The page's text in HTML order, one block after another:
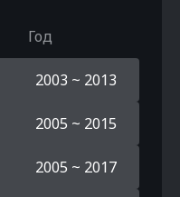
Год
2003 ~ 2013
2005 ~ 2015
2005 ~ 2017